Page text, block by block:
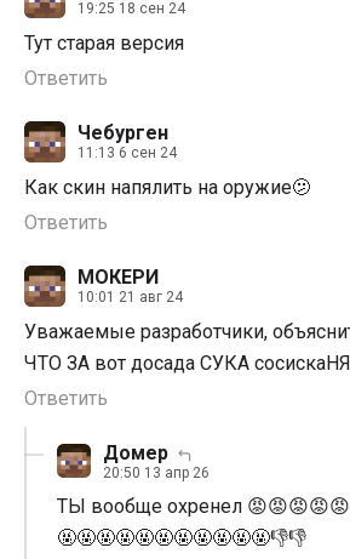
19:25 18 сен 24
Тут старая версия
Ответить
Чебурген
11:13 6 сен 24
Как скин напялить на оружие🫤
Ответить
МОКЕРИ
10:01 21 авг 24
Уважаемые разработчики,
ЧТО ЗА вот досада СУКА
Ответить
Домер
20:50 13 апр 26
ТЫ вообще охренел
🤬🤬🤬🤬🤬🤬🤬🤬🤬🤬🤬👎👎